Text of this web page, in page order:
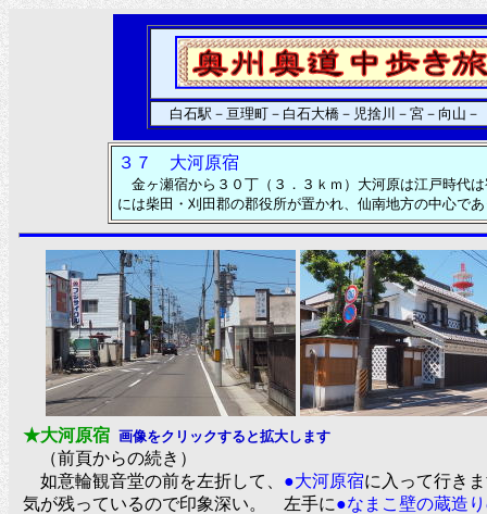
白石駅－亘理町－白石大橋－児捨川－宮－向山
３７ 大河原宿
金ヶ瀬宿から３０丁（３．３ｋｍ）大河原は江戸時代
には柴田・刈田郡の郡役所が置かれ、仙南地方の中心で
★大河原宿 画像をクリックすると拡大します
（前頁からの続き）
如意輪観音堂の前を左折して、 ●大河原宿に入って行き
気が残っているので印象深い。 左手に●なまこ壁の蔵造